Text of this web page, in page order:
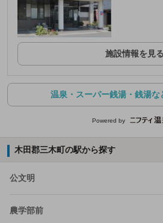
施設情報を見る
温泉・スーパー銭湯・銭湯な
Powered by
木田郡三木町の駅から探す
公文明
農学部前